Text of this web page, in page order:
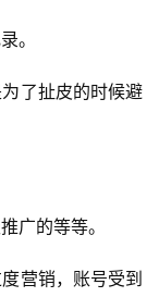
。
了扯皮的时候避
广的等等。
营销，账号受到